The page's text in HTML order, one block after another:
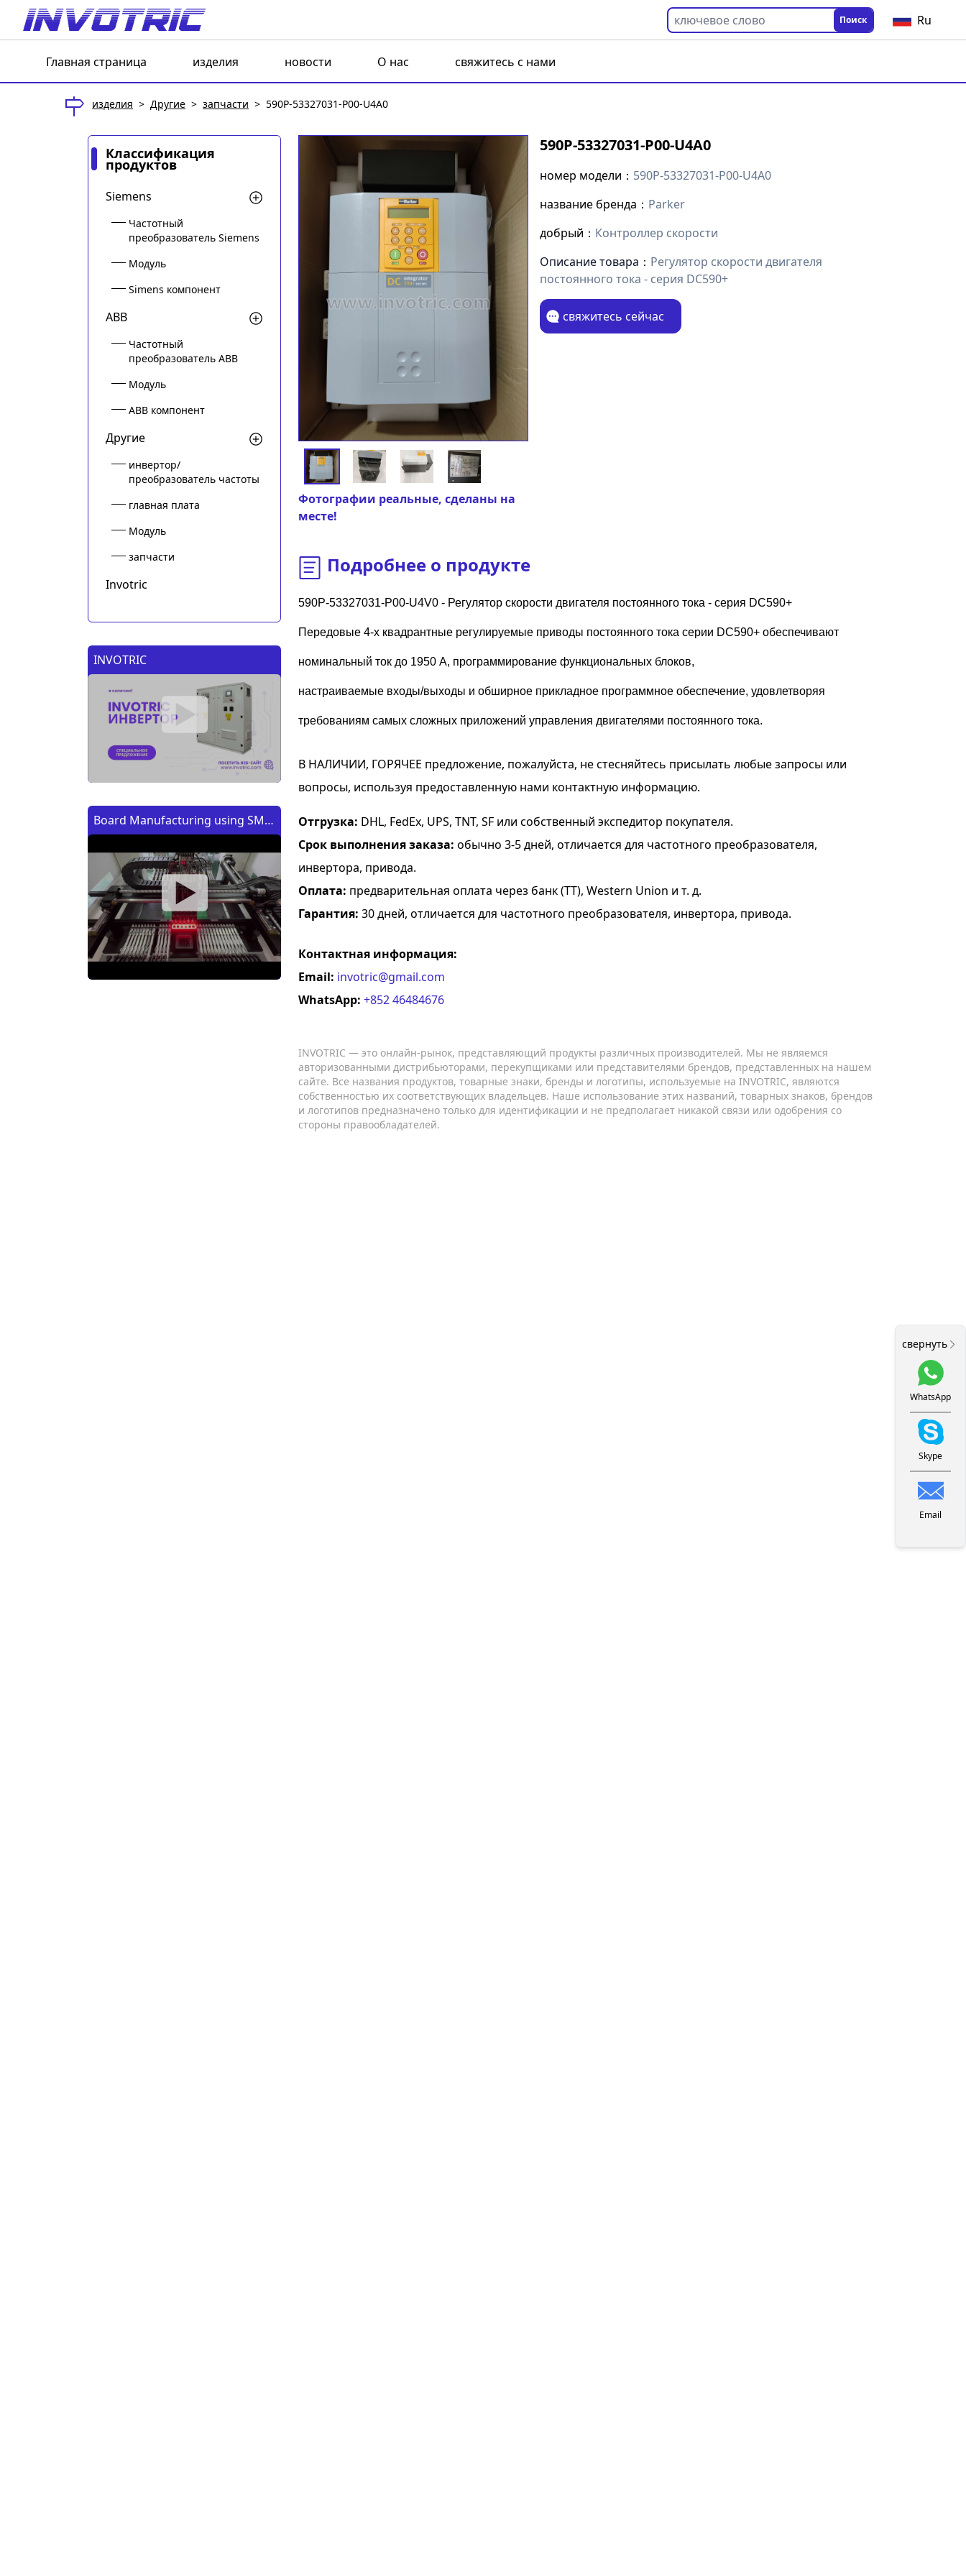
Поиск Ru
Главная страница изделия новости О нас свяжитесь с нами
изделия > Другие > запчасти > 590P-53327031-P00-U4A0
Классификация
продуктов
Siemens
Частотный
преобразователь Siemens
Модуль
Simens компонент
ABB
Частотный
преобразователь ABB
Модуль
ABB компонент
Другие
инвертор/
преобразователь частоты
главная плата
Модуль
запчасти
Invotric
INVOTRIC
Board Manufacturing using SMT
с помощью SMT (CMT) машины
Фотографии реальные, сделаны на
месте!
590P-53327031-P00-U4A0
номер модели： 590P-53327031-P00-U4A0
название бренда： Parker
добрый： Контроллер скорости
Описание товара： Регулятор скорости двигателя
постоянного тока - серия DC590+
свяжитесь сейчас
Подробнее о продукте
590P-53327031-P00-U4V0 - Регулятор скорости двигателя постоянного тока - серия DC590+
Передовые 4-х квадрантные регулируемые приводы постоянного тока серии DC590+ обеспечивают
номинальный ток до 1950 А, программирование функциональных блоков,
настраиваемые входы/выходы и обширное прикладное программное обеспечение, удовлетворяя
требованиям самых сложных приложений управления двигателями постоянного тока.
В НАЛИЧИИ, ГОРЯЧЕЕ предложение, пожалуйста, не стесняйтесь присылать любые запросы или
вопросы, используя предоставленную нами контактную информацию.
Отгрузка: DHL, FedEx, UPS, TNT, SF или собственный экспедитор покупателя.
Срок выполнения заказа: обычно 3-5 дней, отличается для частотного преобразователя,
инвертора, привода.
Оплата: предварительная оплата через банк (TT), Western Union и т. д.
Гарантия: 30 дней, отличается для частотного преобразователя, инвертора, привода.
Контактная информация:
Email: invotric@gmail.com
WhatsApp: +852 46484676
INVOTRIC — это онлайн-рынок, представляющий продукты различных производителей. Мы не являемся
авторизованными дистрибьюторами, перекупщиками или представителями брендов, представленных на нашем
сайте. Все названия продуктов, товарные знаки, бренды и логотипы, используемые на INVOTRIC, являются
собственностью их соответствующих владельцев. Наше использование этих названий, товарных знаков, брендов
и логотипов предназначено только для идентификации и не предполагает никакой связи или одобрения со
стороны правообладателей.
свернуть
WhatsApp
Skype
Email